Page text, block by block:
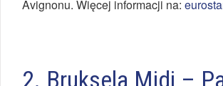
Avignonu. Więcej informacji na:
2. Bruksela Midi –